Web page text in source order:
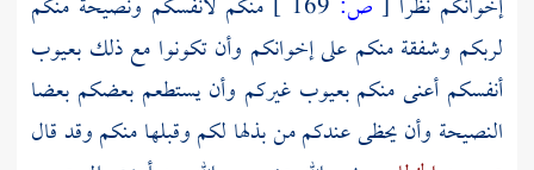
لربكم وشفقة منكم على إخوانكم وأن تكونوا مع ذلك بعيوب
أنفسكم أعنى منكم بعيوب غيركم وأن يستطعم بعضكم بعضا
النصيحة وأن يحظى عندكم من بذلها لكم وقبلها منكم وقد قال